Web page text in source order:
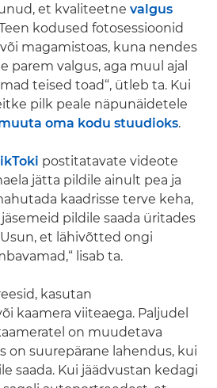
et kvaliteetne valgus
kodused fotosessioonid
magamistoas, kuna nendes
valgus, aga muul ajal
teised toad“, ütleb ta. Kui
pilk peale näpunäidetele
oma kodu stuudioks.
postitatavate videote
jätta pildile ainult pea ja
kaadrisse terve keha,
pildile saada üritades
et lähivõtted ongi
lisab ta.
kasutan
kaamera viiteaega. Paljudel
on muudetava
on suurepärane lahendus, kui
saada. Kui jäädvustan kedagi